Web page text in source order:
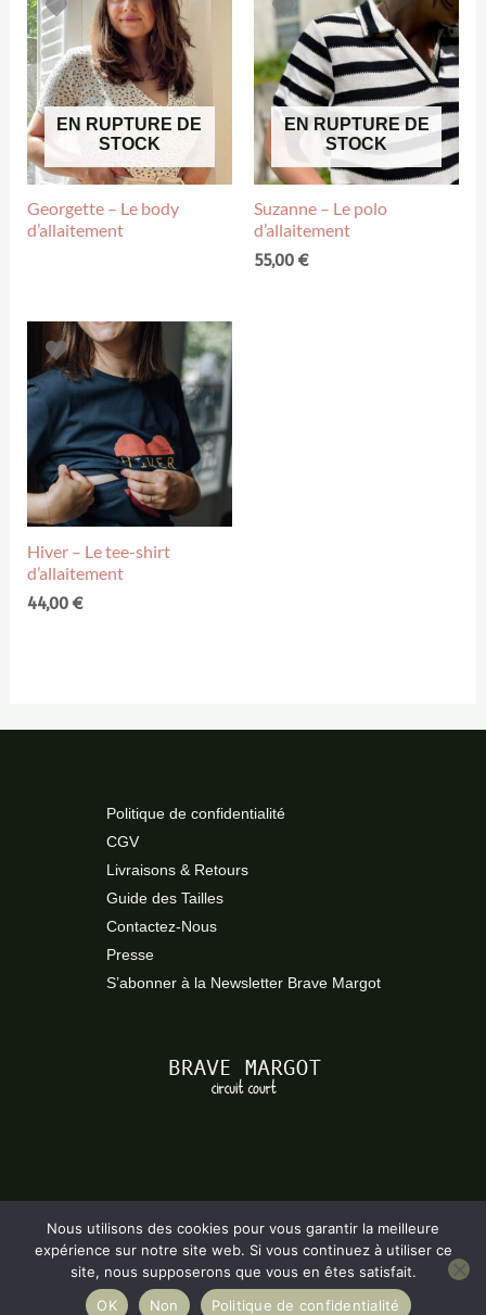
EN RUPTURE DE
STOCK
Georgette – Le body
d’allaitement
EN RUPTURE DE
STOCK
Suzanne – Le polo
d’allaitement
55,00 €
Hiver – Le tee-shirt
d’allaitement
44,00 €
Politique de confidentialité
CGV
Livraisons & Retours
Guide des Tailles
Contactez-Nous
Presse
S’abonner à la Newsletter Brave Margot
Nous utilisons des cookies pour vous garantir la meilleure
expérience sur notre site web. Si vous continuez à utiliser ce
site, nous supposerons que vous en êtes satisfait.
OK
Non Politique de confidentialité